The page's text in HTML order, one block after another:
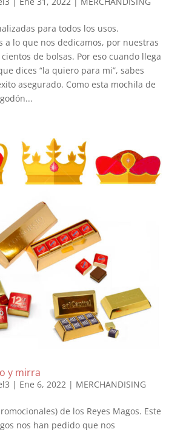
para todos los usos.
a lo que nos dedicamos, por nuestras
de bolsas. Por eso cuando llega
dices “la quiero para mi”, sabes
asegurado. Como esta mochila de
y mirra
| Ene 6, 2022 | MERCHANDISING
de los Reyes Magos. Este
nos han pedido que nos